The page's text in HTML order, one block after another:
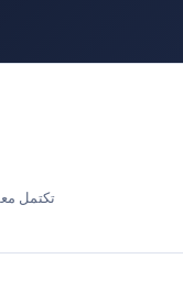
تكتمل معظم